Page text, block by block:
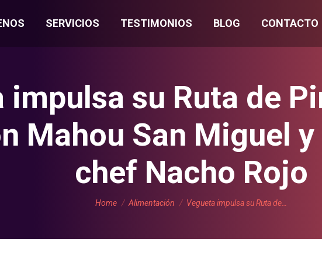
SERVICIOS TESTIMONIOS BLOG CONTACTO
impulsa su Ruta de
Mahou San Miguel
chef Nacho Rojo
You are here:
Home Alimentación Vegueta impulsa su Ruta de…